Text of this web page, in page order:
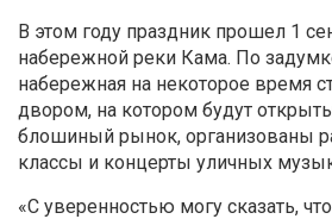
В этом году праздник прошел 1
набережной реки Кама. По
набережная на некоторое время
двором, на котором будут
блошиный рынок, организованы
классы и концерты уличных
«С уверенностью могу сказать,